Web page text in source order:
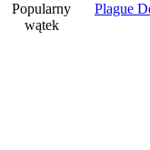
Plague